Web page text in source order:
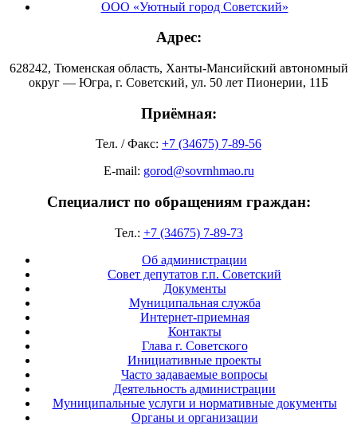
ООО «Уютный город Советский»
Адрес:
628242, Тюменская область, Ханты-Мансийский автономный
округ — Югра, г. Советский, ул. 50 лет Пионерии, 11Б
Приёмная:
Тел. / Факс: +7 (34675) 7-89-56
E-mail: gorod@sovrnhmao.ru
Специалист по обращениям граждан:
Тел.: +7 (34675) 7-89-73
Об администрации
Совет депутатов г.п. Советский
Документы
Муниципальная служба
Интернет-приемная
Контакты
Глава г. Советского
Инициативные проекты
Часто задаваемые вопросы
Деятельность администрации
Муниципальные услуги и нормативные документы
Органы и организации